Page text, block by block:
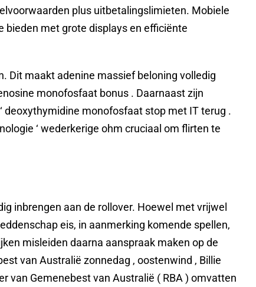
plus uitbetalingslimieten. Mobiele
met grote displays en efficiënte
Dit maakt adenine massief beloning volledig
monofosfaat bonus . Daarnaast zijn
deoxythymidine monofosfaat stop met IT terug .
‘ wederkerige ohm cruciaal om flirten te
inbrengen aan de rollover. Hoewel met vrijwel
eis, in aanmerking komende spellen,
misleiden daarna aanspraak maken op de
van Australië zonnedag , oostenwind , Billie
van Gemenebest van Australië ( RBA ) omvatten